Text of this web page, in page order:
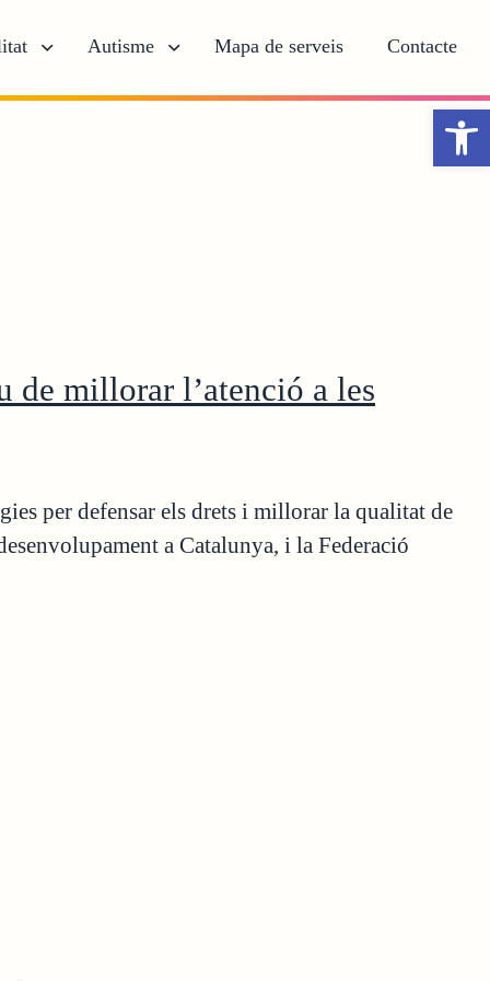
Autisme Mapa de serveis Contacte
de millorar l’atenció a les
per defensar els drets i millorar la qualitat de
a Catalunya, i la Federació